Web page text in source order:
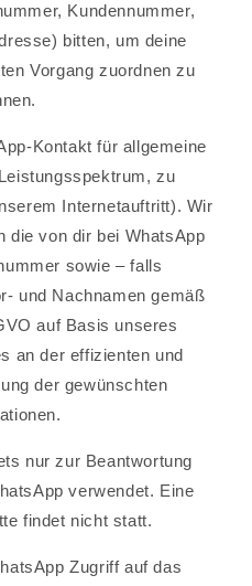
Kundennummer,
bitten, um deine
Vorgang zuordnen zu
Kontakt für allgemeine
zu
Internetauftritt). Wir
die von dir bei WhatsApp
sowie – falls
und Nachnamen gemäß
auf Basis unseres
an der effizienten und
der gewünschten
nur zur Beantwortung
verwendet. Eine
findet nicht statt.
Zugriff auf das